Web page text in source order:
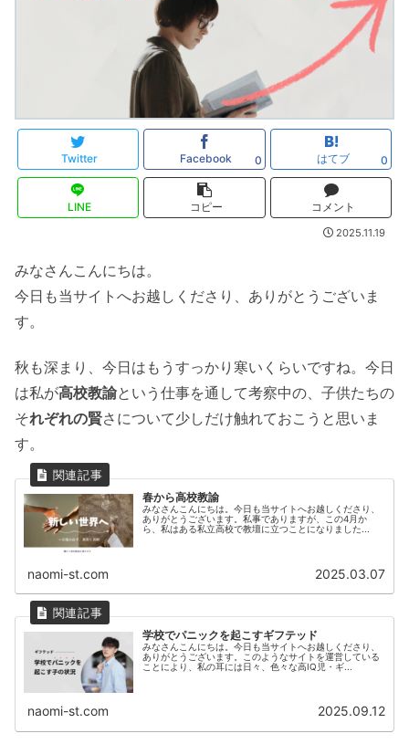
Twitter Facebook 0 はてブ 0
LINE コピー コメント
2025.11.19
みなさんこんにちは。
今日も当サイトへお越しくださり、ありがとうございま
す。
秋も深まり、今日はもうすっかり寒いくらいですね。今日
は私が高校教諭という仕事を通して考察中の、子供たちの
それぞれの賢さについて少しだけ触れておこうと思いま
す。
春から高校教諭
みなさんこんにちは。今日も当サイトへお越しくださり、
ありがとうございます。私事でありますが、この4月か
ら、私はある私立高校で教壇に立つことになりました...
naomi-st.com 2025.03.07
学校でパニックを起こすギフテッド
みなさんこんにちは。今日も当サイトへお越しくださり、
ありがとうございます。このようなサイトを運営している
ことにより、私の耳には日々、色々な高IQ児・ギ...
naomi-st.com 2025.09.12